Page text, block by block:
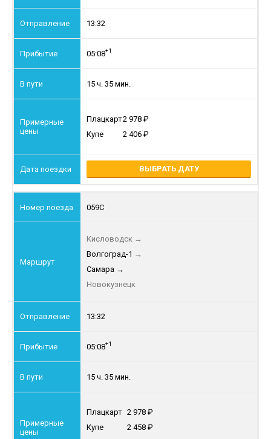
13:32
05:08+1
15 ч. 35 мин.
Плацкарт2 978
Купе
2 406
ВЫБРАТЬ ДАТУ
059С
Кисловодск →
Волгоград-1 →
Самара →
Новокузнецк
13:32
05:08+1
15 ч. 35 мин.
Плацкарт 2 978
Купе
2 458